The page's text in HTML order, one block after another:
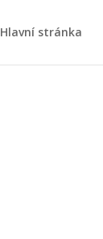
Hlavní stránka